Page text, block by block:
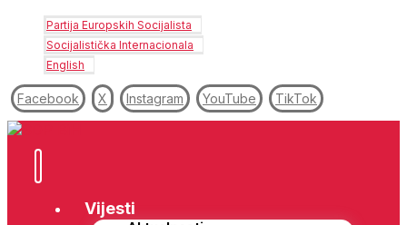
Partija Europskih Socijalista
Socijalistička Internacionala
English
Facebook X Instagram YouTube TikTok
Vijesti